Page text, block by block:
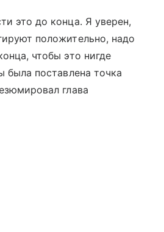
это до конца. Я уверен,
положительно, надо
чтобы это нигде
была поставлена точка
глава